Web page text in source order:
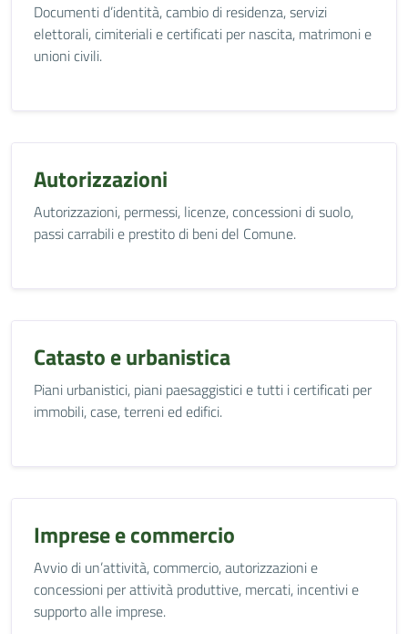
Documenti d’identità, cambio di residenza, servizi
elettorali, cimiteriali e certificati per nascita, matrimoni e
unioni civili.
Autorizzazioni
Autorizzazioni, permessi, licenze, concessioni di suolo,
passi carrabili e prestito di beni del Comune.
Catasto e urbanistica
Piani urbanistici, piani paesaggistici e tutti i certificati per
immobili, case, terreni ed edifici.
Imprese e commercio
Avvio di un’attività, commercio, autorizzazioni e
concessioni per attività produttive, mercati, incentivi e
supporto alle imprese.